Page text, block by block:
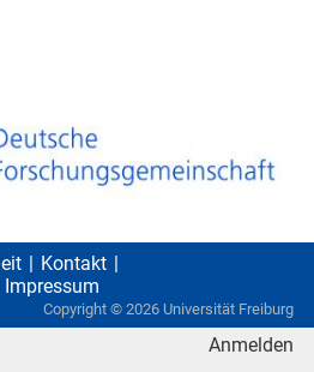
Kontakt
Impressum
Copyright © 2026 Universität Freiburg
Anmelden